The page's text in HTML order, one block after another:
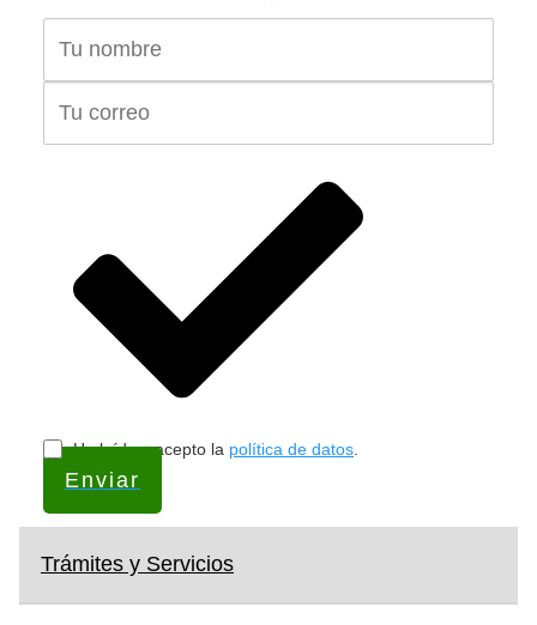
He leído y acepto la política de datos
Enviar
Trámites y Servicios